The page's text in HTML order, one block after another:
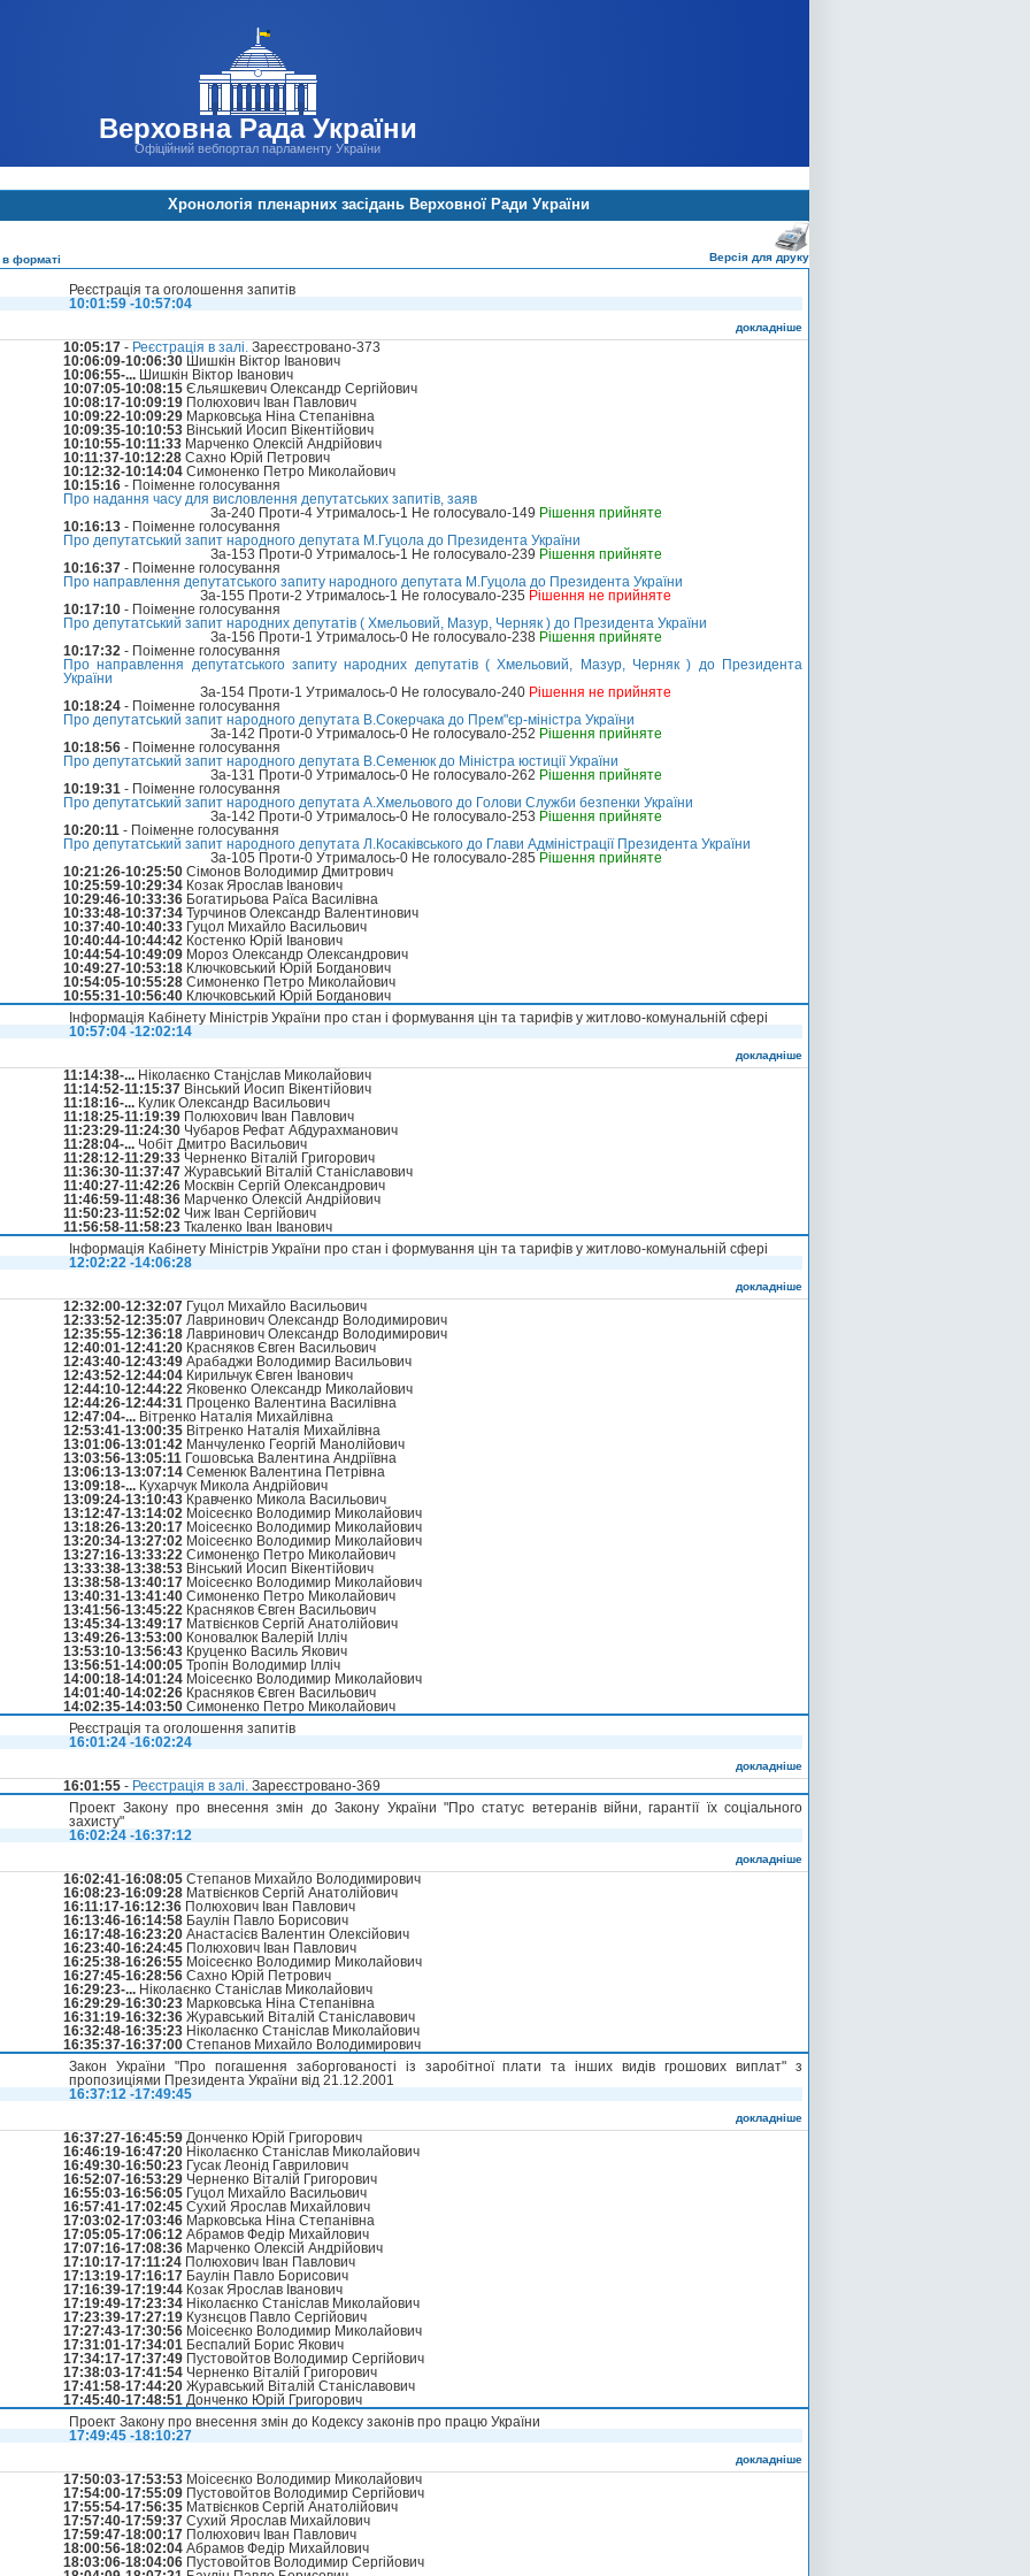
Верховна Рада України
Офіційний вебпортал парламенту України
Хронологія пленарних засідань Верховної Ради України
в форматі Версія для друку
Реєстрація та оголошення запитів
10:01:59 -10:57:04
докладніше
10:05:17 - Реєстрація в залі. Зареєстровано-373
10:06:09-10:06:30 Шишкін Віктор Іванович
10:06:55-... Шишкін Віктор Іванович
10:07:05-10:08:15 Єльяшкевич Олександр Сергійович
10:08:17-10:09:19 Полюхович Іван Павлович
10:09:22-10:09:29 Марковська Ніна Степанівна
10:09:35-10:10:53 Вінський Йосип Вікентійович
10:10:55-10:11:33 Марченко Олексій Андрійович
10:11:37-10:12:28 Сахно Юрій Петрович
10:12:32-10:14:04 Симоненко Петро Миколайович
10:15:16 - Поіменне голосування
Про надання часу для висловлення депутатських запитів, заяв
За-240 Проти-4 Утрималось-1 Не голосувало-149 Рішення прийняте
10:16:13 - Поіменне голосування
Про депутатський запит народного депутата М.Гуцола до Президента України
За-153 Проти-0 Утрималось-1 Не голосувало-239 Рішення прийняте
10:16:37 - Поіменне голосування
Про направлення депутатського запиту народного депутата М.Гуцола до Президента України
За-155 Проти-2 Утрималось-1 Не голосувало-235 Рішення не прийняте
10:17:10 - Поіменне голосування
Про депутатський запит народних депутатів ( Хмельовий, Мазур, Черняк ) до Президента України
За-156 Проти-1 Утрималось-0 Не голосувало-238 Рішення прийняте
10:17:32 - Поіменне голосування
Про направлення депутатського запиту народних депутатів ( Хмельовий, Мазур, Черняк ) до Президента
України
За-154 Проти-1 Утрималось-0 Не голосувало-240 Рішення не прийняте
10:18:24 - Поіменне голосування
Про депутатський запит народного депутата В.Сокерчака до Прем"єр-міністра України
За-142 Проти-0 Утрималось-0 Не голосувало-252 Рішення прийняте
10:18:56 - Поіменне голосування
Про депутатський запит народного депутата В.Семенюк до Міністра юстиції України
За-131 Проти-0 Утрималось-0 Не голосувало-262 Рішення прийняте
10:19:31 - Поіменне голосування
Про депутатський запит народного депутата А.Хмельового до Голови Служби безпенки України
За-142 Проти-0 Утрималось-0 Не голосувало-253 Рішення прийняте
10:20:11 - Поіменне голосування
Про депутатський запит народного депутата Л.Косаківського до Глави Адміністрації Президента України
За-105 Проти-0 Утрималось-0 Не голосувало-285 Рішення прийняте
10:21:26-10:25:50 Сімонов Володимир Дмитрович
10:25:59-10:29:34 Козак Ярослав Іванович
10:29:46-10:33:36 Богатирьова Раїса Василівна
10:33:48-10:37:34 Турчинов Олександр Валентинович
10:37:40-10:40:33 Гуцол Михайло Васильович
10:40:44-10:44:42 Костенко Юрій Іванович
10:44:54-10:49:09 Мороз Олександр Олександрович
10:49:27-10:53:18 Ключковський Юрій Богданович
10:54:05-10:55:28 Симоненко Петро Миколайович
10:55:31-10:56:40 Ключковський Юрій Богданович
Інформація Кабінету Міністрів України про стан і формування цін та тарифів у житлово-комунальній сфері
10:57:04 -12:02:14
докладніше
11:14:38-... Ніколаєнко Станіслав Миколайович
11:14:52-11:15:37 Вінський Йосип Вікентійович
11:18:16-... Кулик Олександр Васильович
11:18:25-11:19:39 Полюхович Іван Павлович
11:23:29-11:24:30 Чубаров Рефат Абдурахманович
11:28:04-... Чобіт Дмитро Васильович
11:28:12-11:29:33 Черненко Віталій Григорович
11:36:30-11:37:47 Журавський Віталій Станіславович
11:40:27-11:42:26 Москвін Сергій Олександрович
11:46:59-11:48:36 Марченко Олексій Андрійович
11:50:23-11:52:02 Чиж Іван Сергійович
11:56:58-11:58:23 Ткаленко Іван Іванович
Інформація Кабінету Міністрів України про стан і формування цін та тарифів у житлово-комунальній сфері
12:02:22 -14:06:28
докладніше
12:32:00-12:32:07 Гуцол Михайло Васильович
12:33:52-12:35:07 Лавринович Олександр Володимирович
12:35:55-12:36:18 Лавринович Олександр Володимирович
12:40:01-12:41:20 Красняков Євген Васильович
12:43:40-12:43:49 Арабаджи Володимир Васильович
12:43:52-12:44:04 Кирильчук Євген Іванович
12:44:10-12:44:22 Яковенко Олександр Миколайович
12:44:26-12:44:31 Проценко Валентина Василівна
12:47:04-... Вітренко Наталія Михайлівна
12:53:41-13:00:35 Вітренко Наталія Михайлівна
13:01:06-13:01:42 Манчуленко Георгій Манолійович
13:03:56-13:05:11 Гошовська Валентина Андріївна
13:06:13-13:07:14 Семенюк Валентина Петрівна
13:09:18-... Кухарчук Микола Андрійович
13:09:24-13:10:43 Кравченко Микола Васильович
13:12:47-13:14:02 Моісеєнко Володимир Миколайович
13:18:26-13:20:17 Моісеєнко Володимир Миколайович
13:20:34-13:27:02 Моісеєнко Володимир Миколайович
13:27:16-13:33:22 Симоненко Петро Миколайович
13:33:38-13:38:53 Вінський Йосип Вікентійович
13:38:58-13:40:17 Моісеєнко Володимир Миколайович
13:40:31-13:41:40 Симоненко Петро Миколайович
13:41:56-13:45:22 Красняков Євген Васильович
13:45:34-13:49:17 Матвієнков Сергій Анатолійович
13:49:26-13:53:00 Коновалюк Валерій Ілліч
13:53:10-13:56:43 Круценко Василь Якович
13:56:51-14:00:05 Тропін Володимир Ілліч
14:00:18-14:01:24 Моісеєнко Володимир Миколайович
14:01:40-14:02:26 Красняков Євген Васильович
14:02:35-14:03:50 Симоненко Петро Миколайович
Реєстрація та оголошення запитів
16:01:24 -16:02:24
докладніше
16:01:55 - Реєстрація в залі. Зареєстровано-369
Проект Закону про внесення змін до Закону України "Про статус ветеранів війни, гарантії їх соціального
захисту"
16:02:24 -16:37:12
докладніше
16:02:41-16:08:05 Степанов Михайло Володимирович
16:08:23-16:09:28 Матвієнков Сергій Анатолійович
16:11:17-16:12:36 Полюхович Іван Павлович
16:13:46-16:14:58 Баулін Павло Борисович
16:17:48-16:23:20 Анастасієв Валентин Олексійович
16:23:40-16:24:45 Полюхович Іван Павлович
16:25:38-16:26:55 Моісеєнко Володимир Миколайович
16:27:45-16:28:56 Сахно Юрій Петрович
16:29:23-... Ніколаєнко Станіслав Миколайович
16:29:29-16:30:23 Марковська Ніна Степанівна
16:31:19-16:32:36 Журавський Віталій Станіславович
16:32:48-16:35:23 Ніколаєнко Станіслав Миколайович
16:35:37-16:37:00 Степанов Михайло Володимирович
Закон України "Про погашення заборгованості із заробітної плати та інших видів грошових виплат" з
пропозиціями Президента України від 21.12.2001
16:37:12 -17:49:45
докладніше
16:37:27-16:45:59 Донченко Юрій Григорович
16:46:19-16:47:20 Ніколаєнко Станіслав Миколайович
16:49:30-16:50:23 Гусак Леонід Гаврилович
16:52:07-16:53:29 Черненко Віталій Григорович
16:55:03-16:56:05 Гуцол Михайло Васильович
16:57:41-17:02:45 Сухий Ярослав Михайлович
17:03:02-17:03:46 Марковська Ніна Степанівна
17:05:05-17:06:12 Абрамов Федір Михайлович
17:07:16-17:08:36 Марченко Олексій Андрійович
17:10:17-17:11:24 Полюхович Іван Павлович
17:13:19-17:16:17 Баулін Павло Борисович
17:16:39-17:19:44 Козак Ярослав Іванович
17:19:49-17:23:34 Ніколаєнко Станіслав Миколайович
17:23:39-17:27:19 Кузнєцов Павло Сергійович
17:27:43-17:30:56 Моісеєнко Володимир Миколайович
17:31:01-17:34:01 Беспалий Борис Якович
17:34:17-17:37:49 Пустовойтов Володимир Сергійович
17:38:03-17:41:54 Черненко Віталій Григорович
17:41:58-17:44:20 Журавський Віталій Станіславович
17:45:40-17:48:51 Донченко Юрій Григорович
Проект Закону про внесення змін до Кодексу законів про працю України
17:49:45 -18:10:27
докладніше
17:50:03-17:53:53 Моісеєнко Володимир Миколайович
17:54:00-17:55:09 Пустовойтов Володимир Сергійович
17:55:54-17:56:35 Матвієнков Сергій Анатолійович
17:57:40-17:59:37 Сухий Ярослав Михайлович
17:59:47-18:00:17 Полюхович Іван Павлович
18:00:56-18:02:04 Абрамов Федір Михайлович
18:03:06-18:04:06 Пустовойтов Володимир Сергійович